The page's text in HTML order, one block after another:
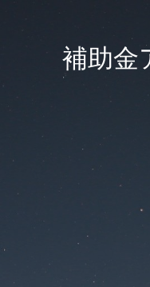
補助金